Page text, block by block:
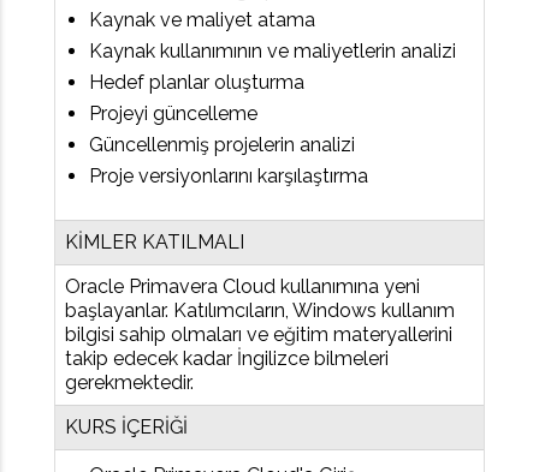
Kaynak ve maliyet atama
Kaynak kullanımının ve maliyetlerin analizi
Hedef planlar oluşturma
Projeyi güncelleme
Güncellenmiş projelerin analizi
Proje versiyonlarını karşılaştırma
KİMLER KATILMALI
Oracle Primavera Cloud kullanımına yeni
başlayanlar. Katılımcıların, Windows kullanım
bilgisi sahip olmaları ve eğitim materyallerini
takip edecek kadar İngilizce bilmeleri
gerekmektedir.
KURS İÇERİĞİ